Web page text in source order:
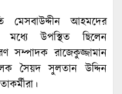
মেসবাউদ্দীন আহমদের
মধ্যে উপস্থিত ছিলেন
সম্পাদক রাজেকুজ্জামান
সৈয়দ সুলতান উদ্দিন